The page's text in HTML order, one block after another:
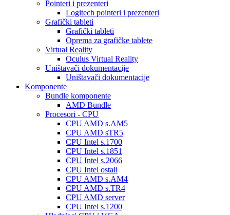
Pointeri i prezenteri
Logitech pointeri i prezenteri
Grafički tableti
Grafički tableti
Oprema za grafičke tablete
Virtual Reality
Oculus Virtual Reality
Uništavači dokumentacije
Uništavači dokumentacije
Komponente
Bundle komponente
AMD Bundle
Procesori - CPU
CPU AMD s.AM5
CPU AMD sTR5
CPU Intel s.1700
CPU Intel s.1851
CPU Intel s.2066
CPU Intel ostali
CPU AMD s.AM4
CPU AMD s.TR4
CPU AMD server
CPU Intel s.1200